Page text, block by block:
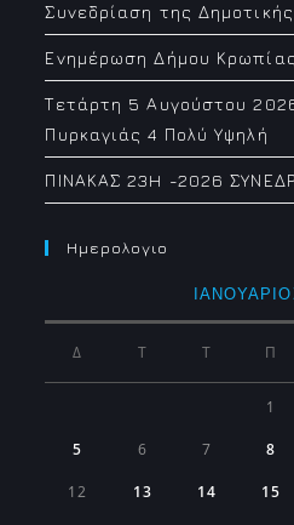
Συνεδρίαση της
Ενημέρωση Δήμου
Τετάρτη 5 Αυγούστου
Πυρκαγιάς 4 Πολύ Υψηλή
ΠΙΝΑΚΑΣ 23H -2026
Ημερολογιο
Δ Τ Τ Π
1
5 6 7 8
12 13 14 15